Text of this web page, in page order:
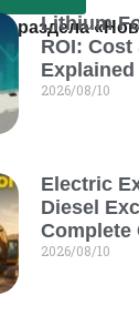
раздела
Lithium
ROI:
Explained
2026/08/10
Electric
Diesel
Complete
2026/08/10